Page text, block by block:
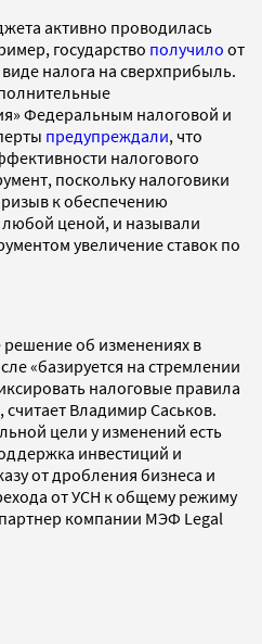
активно проводилась
государство получило от
налога на сверхприбыль.
Федеральным налоговой и
предупреждали, что
налогового
поскольку налоговики
к обеспечению
ценой, и называли
увеличение ставок по
решение об изменениях в
«базируется на стремлении
налоговые правила
Владимир Саськов.
цели у изменений есть
инвестиций и
от дробления бизнеса и
от УСН к общему режиму
компании МЭФ Legal